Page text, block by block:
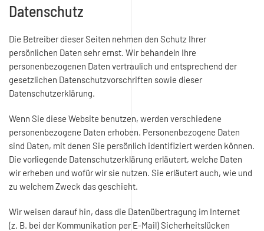
Datenschutz
Die Betreiber dieser Seiten nehmen den Schutz Ihrer
persönlichen Daten sehr ernst. Wir behandeln Ihre
personenbezogenen Daten vertraulich und entsprechend der
gesetzlichen Datenschutzvorschriften sowie dieser
Datenschutzerklärung.
Wenn Sie diese Website benutzen, werden verschiedene
personenbezogene Daten erhoben. Personenbezogene Daten
sind Daten, mit denen Sie persönlich identifiziert werden können.
Die vorliegende Datenschutzerklärung erläutert, welche Daten
wir erheben und wofür wir sie nutzen. Sie erläutert auch, wie und
zu welchem Zweck das geschieht.
Wir weisen darauf hin, dass die Datenübertragung im Internet
(z. B. bei der Kommunikation per E-Mail) Sicherheitslücken